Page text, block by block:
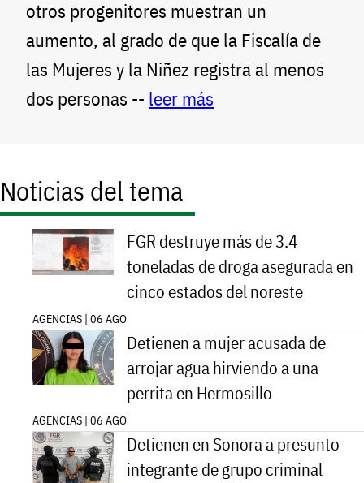
otros progenitores muestran un
aumento, al grado de que la Fiscalía de
las Mujeres y la Niñez registra al menos
dos personas -- leer más
Noticias del tema
FGR destruye más de 3.4
toneladas de droga asegurada en
cinco estados del noreste
AGENCIAS | 06 AGO
Detienen a mujer acusada de
arrojar agua hirviendo a una
perrita en Hermosillo
AGENCIAS | 06 AGO
Detienen en Sonora a presunto
integrante de grupo criminal